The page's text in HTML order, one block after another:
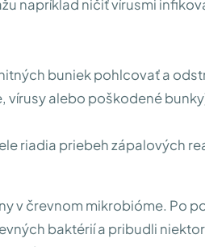
napríklad ničiť vírusmi
buniek pohlcovať a
vírusy alebo poškodené
riadia priebeh zápalových
v črevnom mikrobióme. Po
baktérií a pribudli